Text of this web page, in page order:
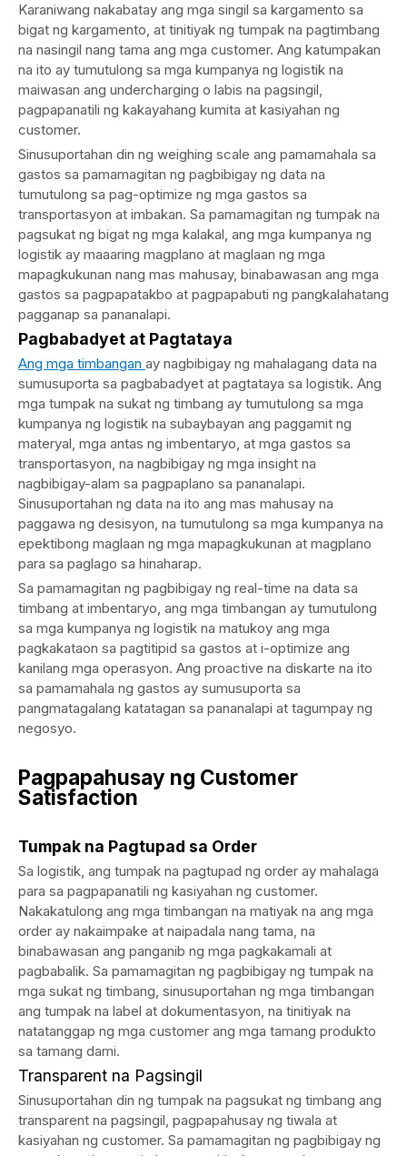
Karaniwang nakabatay ang mga singil sa kargamento sa
bigat ng kargamento, at tinitiyak ng tumpak na pagtimbang
na nasingil nang tama ang mga customer. Ang katumpakan
na ito ay tumutulong sa mga kumpanya ng logistik na
maiwasan ang undercharging o labis na pagsingil,
pagpapanatili ng kakayahang kumita at kasiyahan ng
customer.
Sinusuportahan din ng weighing scale ang pamamahala sa
gastos sa pamamagitan ng pagbibigay ng data na
tumutulong sa pag-optimize ng mga gastos sa
transportasyon at imbakan. Sa pamamagitan ng tumpak na
pagsukat ng bigat ng mga kalakal, ang mga kumpanya ng
logistik ay maaaring magplano at maglaan ng mga
mapagkukunan nang mas mahusay, binabawasan ang mga
gastos sa pagpapatakbo at pagpapabuti ng pangkalahatang
pagganap sa pananalapi.
Pagbabadyet at Pagtataya
Ang mga timbangan ay nagbibigay ng mahalagang data na
sumusuporta sa pagbabadyet at pagtataya sa logistik. Ang
mga tumpak na sukat ng timbang ay tumutulong sa mga
kumpanya ng logistik na subaybayan ang paggamit ng
materyal, mga antas ng imbentaryo, at mga gastos sa
transportasyon, na nagbibigay ng mga insight na
nagbibigay-alam sa pagpaplano sa pananalapi.
Sinusuportahan ng data na ito ang mas mahusay na
paggawa ng desisyon, na tumutulong sa mga kumpanya na
epektibong maglaan ng mga mapagkukunan at magplano
para sa paglago sa hinaharap.
Sa pamamagitan ng pagbibigay ng real-time na data sa
timbang at imbentaryo, ang mga timbangan ay tumutulong
sa mga kumpanya ng logistik na matukoy ang mga
pagkakataon sa pagtitipid sa gastos at i-optimize ang
kanilang mga operasyon. Ang proactive na diskarte na ito
sa pamamahala ng gastos ay sumusuporta sa
pangmatagalang katatagan sa pananalapi at tagumpay ng
negosyo.
Pagpapahusay ng Customer
Satisfaction
Tumpak na Pagtupad sa Order
Sa logistik, ang tumpak na pagtupad ng order ay mahalaga
para sa pagpapanatili ng kasiyahan ng customer.
Nakakatulong ang mga timbangan na matiyak na ang mga
order ay nakaimpake at naipadala nang tama, na
binabawasan ang panganib ng mga pagkakamali at
pagbabalik. Sa pamamagitan ng pagbibigay ng tumpak na
mga sukat ng timbang, sinusuportahan ng mga timbangan
ang tumpak na label at dokumentasyon, na tinitiyak na
natatanggap ng mga customer ang mga tamang produkto
sa tamang dami.
Transparent na Pagsingil
Sinusuportahan din ng tumpak na pagsukat ng timbang ang
transparent na pagsingil, pagpapahusay ng tiwala at
kasiyahan ng customer. Sa pamamagitan ng pagbibigay ng